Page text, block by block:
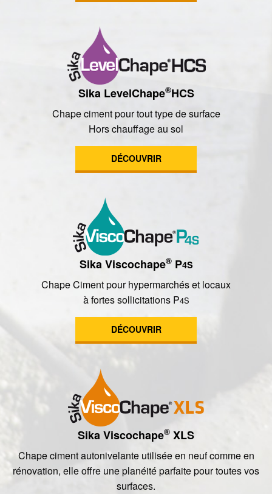
Sika LevelChape®HCS
Chape ciment pour tout type de surface
Hors chauffage au sol
DÉCOUVRIR
Sika Viscochape®P4S
Chape Ciment pour hypermarchés et locaux
à fortes sollicitations P4S
DÉCOUVRIR
Sika Viscochape® XLS
Chape ciment autonivelante utilisée en neuf comme en
rénovation, elle offre une planéité parfaite pour toutes vos
surfaces.